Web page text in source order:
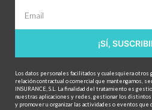
¡SÍ,
Los datos personales facilitados y cualesquiera
relación contractual o comercial que mantengamos,
INSURANCE, S.L. La finalidad del tratamiento es
nuestras aplicaciones y redes, gestionar los
y promover u organizar las actividades o eventos